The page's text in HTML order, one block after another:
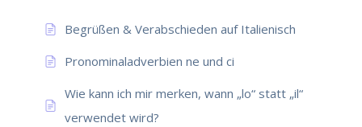
Begrüßen & Verabschieden auf Italienisch
Pronominaladverbien ne und ci
Wie kann ich mir merken, wann „lo“ statt „il“
verwendet wird?